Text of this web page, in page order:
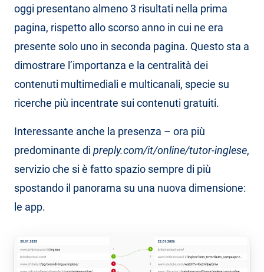
oggi presentano almeno 3 risultati nella prima
pagina, rispetto allo scorso anno in cui ne era
presente solo uno in seconda pagina. Questo sta a
dimostrare l’importanza e la centralità dei
contenuti multimediali e multicanali, specie su
ricerche più incentrate sui contenuti gratuiti.
Interessante anche la presenza – ora più
predominante di preply.com/it/online/tutor-inglese,
servizio che si è fatto spazio sempre di più
spostando il panorama su una nuova dimensione:
le app.